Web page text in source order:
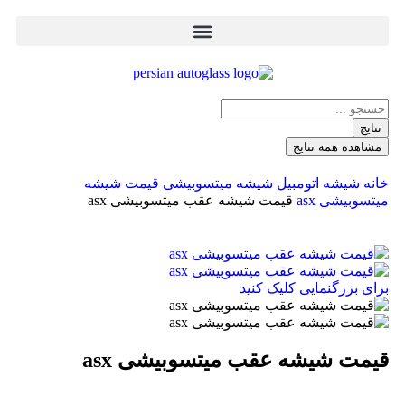
نتایج
مشاهده همه نتایج
خانه شیشه اتومبیل شیشه میتسوبیشی قیمت شیشه
میتسوبیشی asx
قیمت شیشه عقب میتسوبیشی asx
برای بزرگنمایی کلیک کنید
قیمت شیشه عقب میتسوبیشی asx